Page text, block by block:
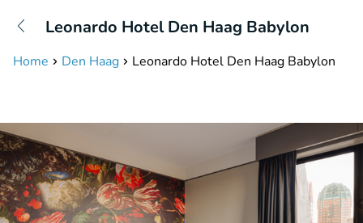
Bereikbaar tot 23:00 uur
Leonardo Hotel Den Haag Babylon
Home Den Haag Leonardo Hotel Den Haag Babylon